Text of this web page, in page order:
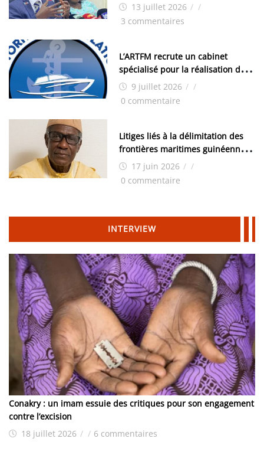
examens nationaux : « Si ce sont
les élections, on trouve tous les
13 juillet 2026 / /
3 commentaires
L’ARTFM recrute un cabinet
spécialisé pour la réalisation des
études techniques
9 juillet 2026 / /
0 commentaire
Litiges liés à la délimitation des
frontières maritimes guinéennes:
Idrissa Chérif écrit au ministre
des Hydrocarbures
17 juin 2026 / /
0 commentaire
INTERVIEW
Conakry : un imam essuie des critiques pour son engagement
contre l’excision
18 juillet 2026 / / 6 commentaires